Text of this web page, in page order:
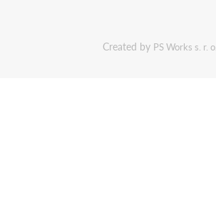
Created by PS Works s. r. o.